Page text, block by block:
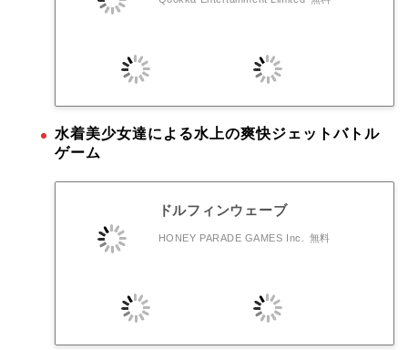
水着美少女達による水上の爽快ジェットバトル
ゲーム
ドルフィンウェーブ
HONEY PARADE GAMES Inc. 無料